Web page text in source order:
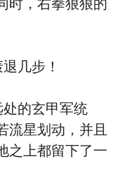
时，右拳狠狠的
几步！
的玄甲军统
流星划动，并且
之上都留下了一